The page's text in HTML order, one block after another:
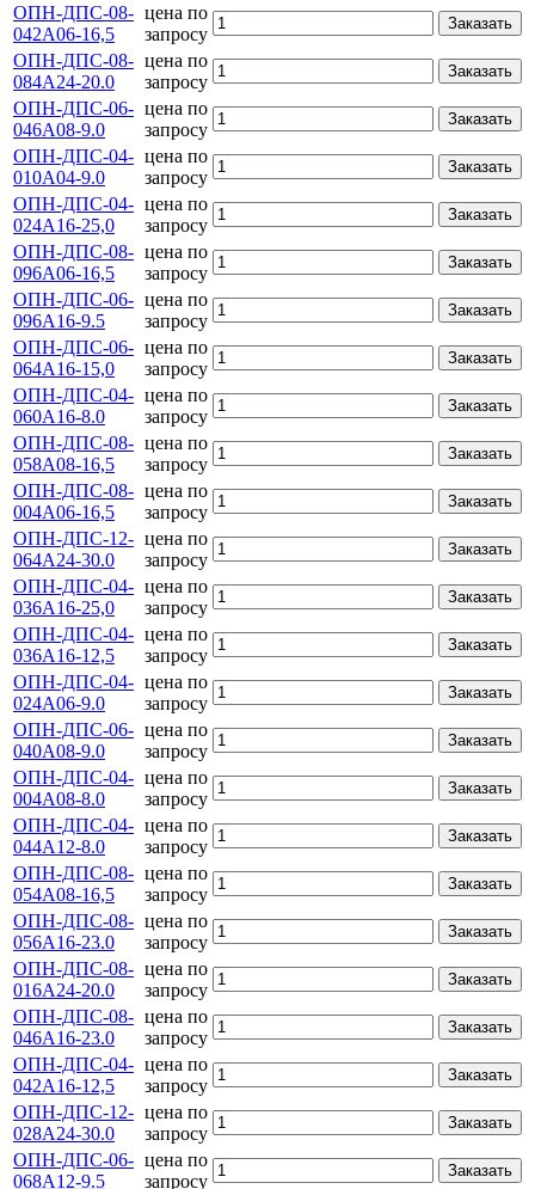
ОПН-ДПС-08-
042А06-16,5
цена по
запросу
Заказать
ОПН-ДПС-08-
084А24-20.0
цена по
запросу
Заказать
ОПН-ДПС-06-
046А08-9.0
цена по
запросу
Заказать
ОПН-ДПС-04-
010А04-9.0
цена по
запросу
Заказать
ОПН-ДПС-04-
024А16-25,0
цена по
запросу
Заказать
ОПН-ДПС-08-
096А06-16,5
цена по
запросу
Заказать
ОПН-ДПС-06-
096А16-9.5
цена по
запросу
Заказать
ОПН-ДПС-06-
064А16-15,0
цена по
запросу
Заказать
ОПН-ДПС-04-
060А16-8.0
цена по
запросу
Заказать
ОПН-ДПС-08-
058А08-16,5
цена по
запросу
Заказать
ОПН-ДПС-08-
004А06-16,5
цена по
запросу
Заказать
ОПН-ДПС-12-
064А24-30.0
цена по
запросу
Заказать
ОПН-ДПС-04-
036А16-25,0
цена по
запросу
Заказать
ОПН-ДПС-04-
036А16-12,5
цена по
запросу
Заказать
ОПН-ДПС-04-
024А06-9.0
цена по
запросу
Заказать
ОПН-ДПС-06-
040А08-9.0
цена по
запросу
Заказать
ОПН-ДПС-04-
004А08-8.0
цена по
запросу
Заказать
ОПН-ДПС-04-
044А12-8.0
цена по
запросу
Заказать
ОПН-ДПС-08-
054А08-16,5
цена по
запросу
Заказать
ОПН-ДПС-08-
056А16-23.0
цена по
запросу
Заказать
ОПН-ДПС-08-
016А24-20.0
цена по
запросу
Заказать
ОПН-ДПС-08-
046А16-23.0
цена по
запросу
Заказать
ОПН-ДПС-04-
042А16-12,5
цена по
запросу
Заказать
ОПН-ДПС-12-
028А24-30.0
цена по
запросу
Заказать
ОПН-ДПС-06-
068А12-9.5
цена по
запросу
Заказать